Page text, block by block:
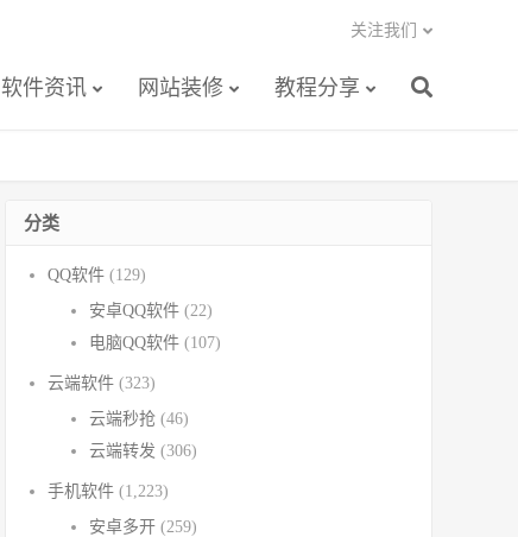
软件资讯 网站装修 教程分享
关注我们
分类
QQ软件 (129)
安卓QQ软件 (22)
电脑QQ软件 (107)
云端软件 (323)
云端秒抢 (46)
云端转发 (306)
手机软件 (1,223)
安卓多开 (259)